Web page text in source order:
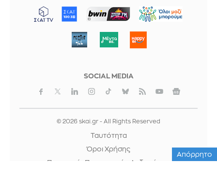
ΜΠΟΡΟΥΜΕ
SOCIAL MEDIA
© 2026 skai.gr - All Rights Reserved
Ταυτότητα
Όροι Χρήσης
Προστασία Προσωπικών Δεδομένων
Απόρρητο